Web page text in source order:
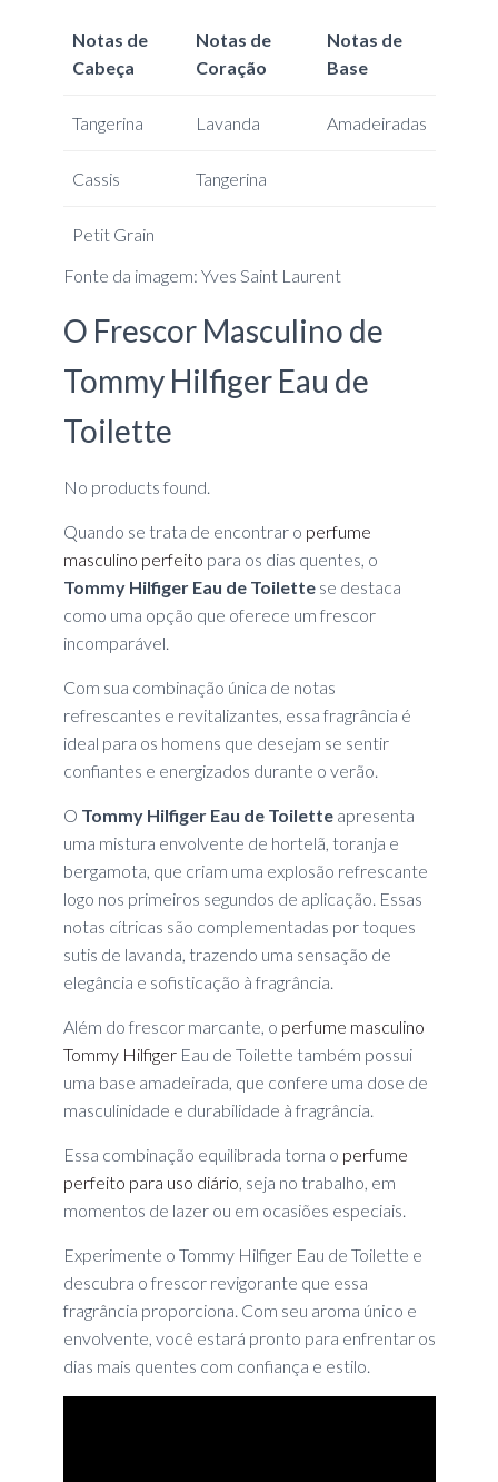
Notas de
Cabeça
Notas de
Coração
Notas de
Base
Tangerina Lavanda Amadeiradas
Cassis Tangerina
Petit Grain
Fonte da imagem: Yves Saint Laurent
O Frescor Masculino de
Tommy Hilfiger Eau de
Toilette
No products found.
Quando se trata de encontrar o perfume
masculino perfeito para os dias quentes, o
Tommy Hilfiger Eau de Toilettese destaca
como uma opção que oferece um frescor
incomparável.
Com sua combinação única de notas
refrescantes e revitalizantes, essa fragrância é
ideal para os homens que desejam se sentir
confiantes e energizados durante o verão.
O Tommy Hilfiger Eau de Toiletteapresenta
uma mistura envolvente de hortelã, toranja e
bergamota, que criam uma explosão refrescante
logo nos primeiros segundos de aplicação. Essas
notas cítricas são complementadas por toques
sutis de lavanda, trazendo uma sensação de
elegância e sofisticação à fragrância.
Além do frescor marcante, o perfume masculino
Tommy HilfigerEau de Toilette também possui
uma base amadeirada, que confere uma dose de
masculinidade e durabilidade à fragrância.
Essa combinação equilibrada torna o perfume
perfeito para uso diário , seja no trabalho, em
momentos de lazer ou em ocasiões especiais.
Experimente o Tommy Hilfiger Eau de Toilette e
descubra o frescor revigorante que essa
fragrância proporciona. Com seu aroma único e
envolvente, você estará pronto para enfrentar os
dias mais quentes com confiança e estilo.